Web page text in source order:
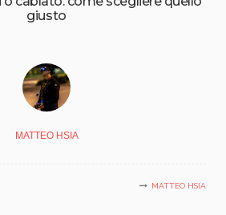
giusto
MATTEO HSIA
MATTEO HSIA